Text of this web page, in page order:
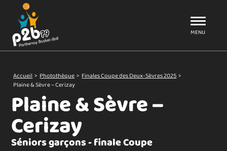
P2B79
MENU
Accueil > Photothèque > Finales Coupe des Deux-Sèvres 2025 >
Plaine & Sèvre – Cerizay
Plaine & Sèvre –
Cerizay
Séniors garçons - finale Coupe